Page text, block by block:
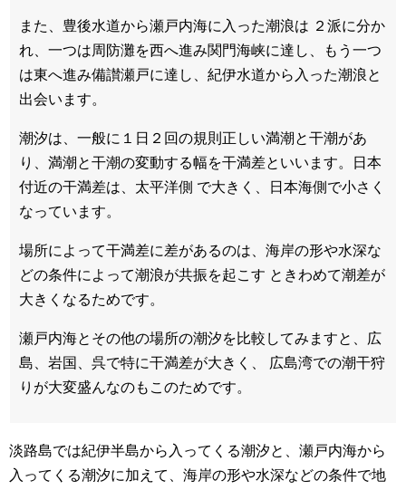
また、豊後水道から瀬戸内海に入った潮浪は ２派に分か
れ、一つは周防灘を西へ進み関門海峡に達し、もう一つ
は東へ進み備讃瀬戸に達し、紀伊水道から入った潮浪と
出会います。
潮汐は、一般に１日２回の規則正しい満潮と干潮があ
り、満潮と干潮の変動する幅を干満差といいます。日本
付近の干満差は、太平洋側 で大きく、日本海側で小さく
なっています。
場所によって干満差に差があるのは、海岸の形や水深な
どの条件によって潮浪が共振を起こす ときわめて潮差が
大きくなるためです。
瀬戸内海とその他の場所の潮汐を比較してみますと、広
島、岩国、呉で特に干満差が大きく、 広島湾での潮干狩
りが大変盛んなのもこのためです。
淡路島では紀伊半島から入ってくる潮汐と、瀬戸内海から
入ってくる潮汐に加えて、海岸の形や水深などの条件で地